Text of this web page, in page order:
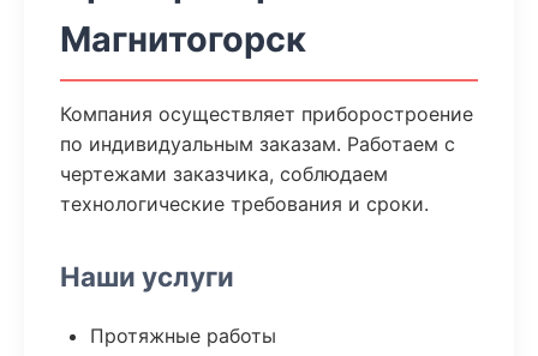
Магнитогорск
Компания осуществляет приборостроение
по индивидуальным заказам. Работаем с
чертежами заказчика, соблюдаем
технологические требования и сроки.
Наши услуги
Протяжные работы